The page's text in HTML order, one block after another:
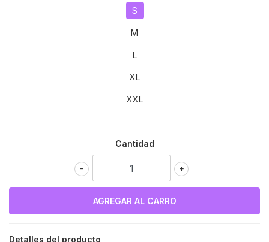
S
M
L
XL
XXL
Cantidad
+
-
Detalles del producto